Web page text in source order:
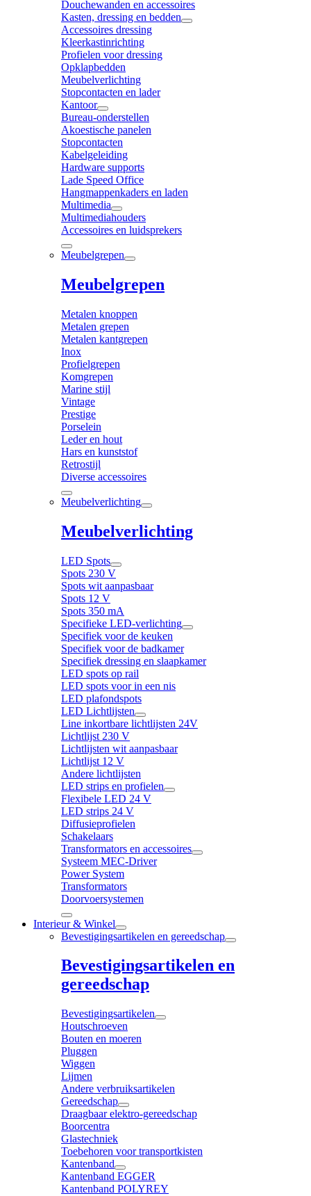
Douchewanden en accessoires
Kasten, dressing en bedden
Accessoires dressing
Kleerkastinrichting
Profielen voor dressing
Opklapbedden
Meubelverlichting
Stopcontacten en lader
Kantoor
Bureau-onderstellen
Akoestische panelen
Stopcontacten
Kabelgeleiding
Hardware supports
Lade Speed Office
Hangmappenkaders en laden
Multimedia
Multimediahouders
Accessoires en luidsprekers
Meubelgrepen
Meubelgrepen
Metalen knoppen
Metalen grepen
Metalen kantgrepen
Inox
Profielgrepen
Komgrepen
Marine stijl
Vintage
Prestige
Porselein
Leder en hout
Hars en kunststof
Retrostijl
Diverse accessoires
Meubelverlichting
Meubelverlichting
LED Spots
Spots 230 V
Spots wit aanpasbaar
Spots 12 V
Spots 350 mA
Specifieke LED-verlichting
Specifiek voor de keuken
Specifiek voor de badkamer
Specifiek dressing en slaapkamer
LED spots op rail
LED spots voor in een nis
LED plafondspots
LED Lichtlijsten
Line inkortbare lichtlijsten 24V
Lichtlijst 230 V
Lichtlijsten wit aanpasbaar
Lichtlijst 12 V
Andere lichtlijsten
LED strips en profielen
Flexibele LED 24 V
LED strips 24 V
Diffusieprofielen
Schakelaars
Transformators en accessoires
Systeem MEC-Driver
Power System
Transformators
Doorvoersystemen
Interieur & Winkel
Bevestigingsartikelen en gereedschap
Bevestigingsartikelen en
gereedschap
Bevestigingsartikelen
Houtschroeven
Bouten en moeren
Pluggen
Wiggen
Lijmen
Andere verbruiksartikelen
Gereedschap
Draagbaar elektro-gereedschap
Boorcentra
Glastechniek
Toebehoren voor transportkisten
Kantenband
Kantenband EGGER
Kantenband POLYREY